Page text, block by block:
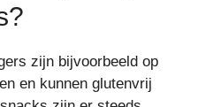
zijn bijvoorbeeld op
en kunnen glutenvrij